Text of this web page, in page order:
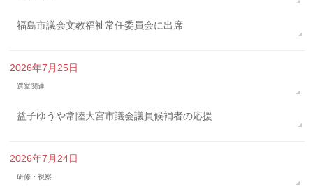
福島市議会文教福祉常任委員会に出席
2026年7月25日
選挙関連
益子ゆうや常陸大宮市議会議員候補者の応援
2026年7月24日
研修・視察